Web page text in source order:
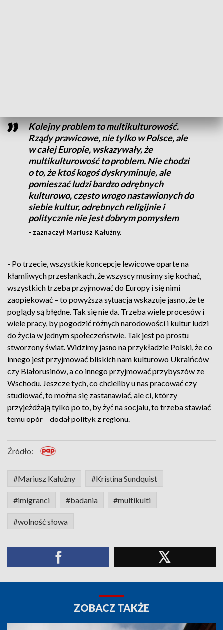
Kolejny problem to multikulturowość.
Rządy prawicowe, nie tylko w Polsce, ale
w całej Europie, wskazywały, że
multikulturowość to problem. Nie chodzi
o to, że ktoś kogoś dyskryminuje, ale
pomieszać ludzi bardzo odrębnych
kulturowo, często wrogo nastawionych do
siebie kultur, odrębnych religijnie i
politycznie nie jest dobrym pomysłem
- zaznaczył Mariusz Kałużny.
- Po trzecie, wszystkie koncepcje lewicowe oparte na
kłamliwych przesłankach, że wszyscy musimy się kochać,
wszystkich trzeba przyjmować do Europy i się nimi
zaopiekować – to powyższa sytuacja wskazuje jasno, że te
poglądy są błędne. Tak się nie da. Trzeba wiele procesów i
wiele pracy, by pogodzić różnych narodowości i kultur ludzi
do życia w jednym społeczeństwie. Tak jest po prostu
stworzony świat. Widzimy jasno na przykładzie Polski, że co
innego jest przyjmować bliskich nam kulturowo Ukraińców
czy Białorusinów, a co innego przyjmować przybyszów ze
Wschodu. Jeszcze tych, co chcieliby u nas pracować czy
studiować, to można się zastanawiać, ale ci, którzy
przyjeżdżają tylko po to, by żyć na socjalu, to trzeba stawiać
temu opór – dodał polityk z regionu.
Źródło:
#Mariusz Kałużny #Kristina Sundquist
#imigranci #badania #multikulti
#wolność słowa
ZOBACZ TAKŻE